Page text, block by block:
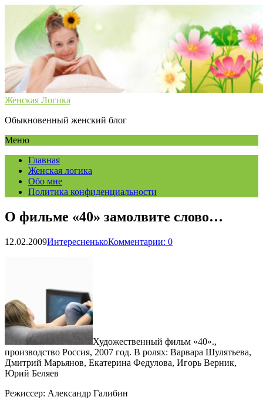
Женская Логика
Обыкновенный женский блог
Меню
Главная
Женская логика
Обо мне
Политика конфиденциальности
О фильме «40» замолвите слово…
12.02.2009ИнтересненькоКомментарии: 0
Художественный фильм «40».,
производство Россия, 2007 год. В ролях: Варвара Шулятьева,
Дмитрий Марьянов, Екатерина Федулова, Игорь Верник,
Юрий Беляев
Режиссер: Александр Галибин